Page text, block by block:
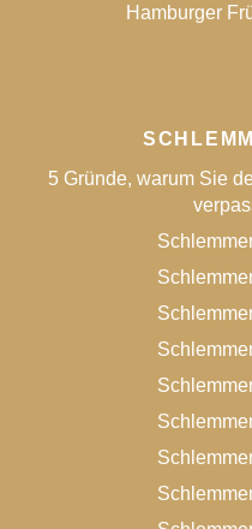
Hamburger
5 Gründe, warum Sie